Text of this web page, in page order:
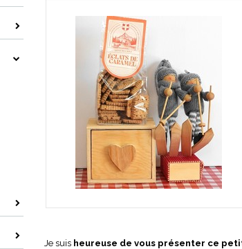
Je suis heureuse de vous présenter ce